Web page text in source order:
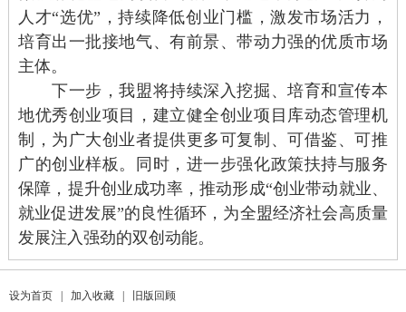
人才“选优”，持续降低创业门槛，激发市场活力，
培育出一批接地气、有前景、带动力强的优质市场
主体。
下一步，我盟将持续深入挖掘、培育和宣传本
地优秀创业项目，建立健全创业项目库动态管理机
制，为广大创业者提供更多可复制、可借鉴、可推
广的创业样板。同时，进一步强化政策扶持与服务
保障，提升创业成功率，推动形成“创业带动就业、
就业促进发展”的良性循环，为全盟经济社会高质量
发展注入强劲的双创动能。
设为首页 加入收藏 旧版回顾